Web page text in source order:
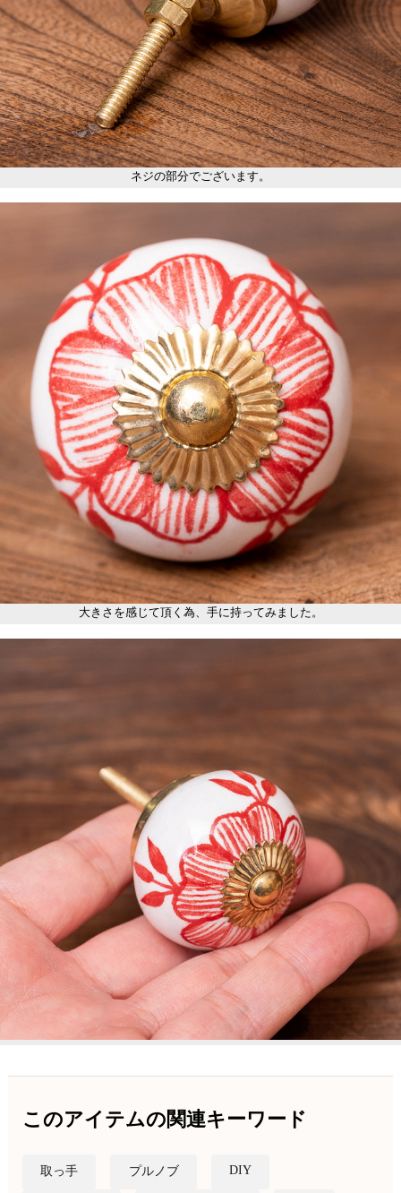
ネジの部分でございます。
大きさを感じて頂く為、手に持ってみました。
このアイテムの関連キーワード
取っ手 プルノブ DIY